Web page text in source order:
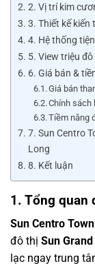
2. Vị trí kim
3. Thiết kế
4. Hệ thống
5. View triệu
6. Giá bán &
Giá bán
Chính sách
Tiềm năng
7. Sun Centro
Long
8. Kết luận
1. Tổng quan
Sun Centro Town
đô thị Sun
lạc ngay trung